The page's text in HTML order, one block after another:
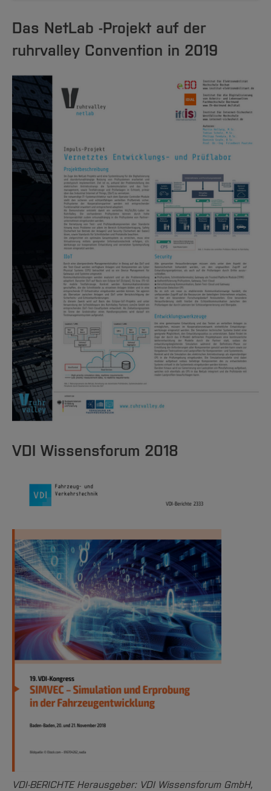
Das NetLab -Projekt auf der
ruhrvalley Convention in 2019
VDI Wissensforum 2018
VDI-BERICHTE Herausgeber: VDI Wissensforum GmbH,